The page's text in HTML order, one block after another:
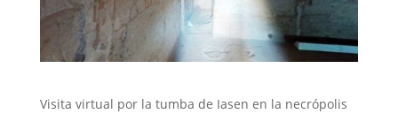
Visita virtual por la tumba de Iasen en la necrópolis